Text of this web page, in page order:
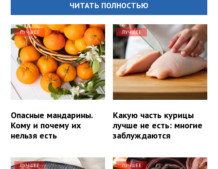
ЧИТАТЬ ПОЛНОСТЬЮ
ЛУЧШЕЕ
Опасные мандарины.
Кому и почему их
нельзя есть
ЛУЧШЕЕ
Какую часть курицы
лучше не есть: многие
заблуждаются
ЛУЧШЕЕ ЛУЧШЕЕ